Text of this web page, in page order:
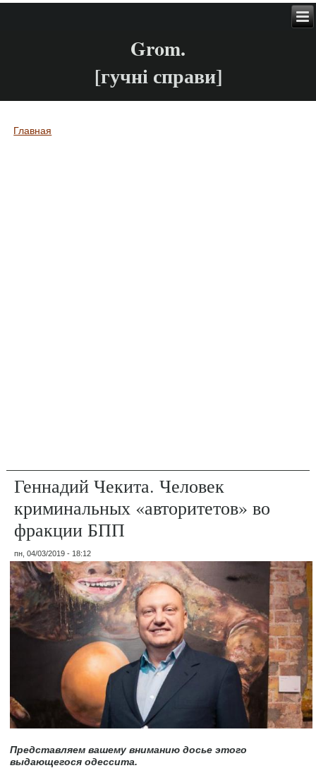
Grom.
[гучні справи]
Вы здесь
Главная
Геннадий Чекита. Человек
криминальных «авторитетов» во
фракции БПП
пн, 04/03/2019 - 18:12
Представляем вашему вниманию досье этого
выдающегося одессита.